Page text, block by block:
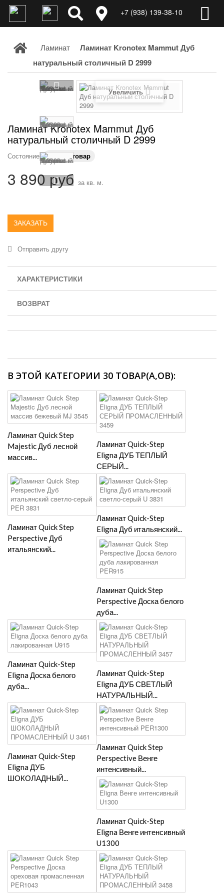
+7 (938) 139-38-10
Ламинат
Ламинат Kronotex Mammut Дуб
натуральный столичный D 2999
Увеличить
Ламинат Kronotex Mammut Дуб
натуральный столичный D 2999
Состояние: Новый товар
3 890 руб за кв. м.
ЗАКАЗАТЬ
Отправить другу
ХАРАКТЕРИСТИКИ
ВОЗВРАТ
В ЭТОЙ КАТЕГОРИИ 30 ТОВАР(А,ОВ):
Ламинат Quick Step
Majestic Дуб лесной
массив...
Ламинат Quick-Step
Eligna ДУБ ТЕПЛЫЙ
СЕРЫЙ...
Ламинат Quick Step
Perspective Дуб
итальянский...
Ламинат Quick-Step
Eligna Дуб итальянский...
Ламинат Quick Step
Perspective Доска белого
дуба...
Ламинат Quick-Step
Eligna Доска белого
дуба...
Ламинат Quick-Step
Eligna ДУБ СВЕТЛЫЙ
НАТУРАЛЬНЫЙ...
Ламинат Quick-Step
Eligna ДУБ
ШОКОЛАДНЫЙ...
Ламинат Quick Step
Perspective Венге
интенсивный...
Ламинат Quick-Step
Eligna Венге интенсивный
U1300